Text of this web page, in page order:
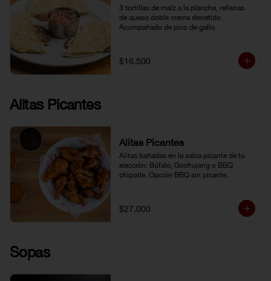
3 tortillas de maíz a la plancha, rellenas
de queso doble crema derretido.
Acompañado de pico de gallo.
$16.500
Alitas Picantes
Alitas Picantes
Alitas bañadas en la salsa picante de tu
elección: Búfalo, Gochujang o BBQ
chipotle. Opción BBQ sin picante.
$27.000
Sopas